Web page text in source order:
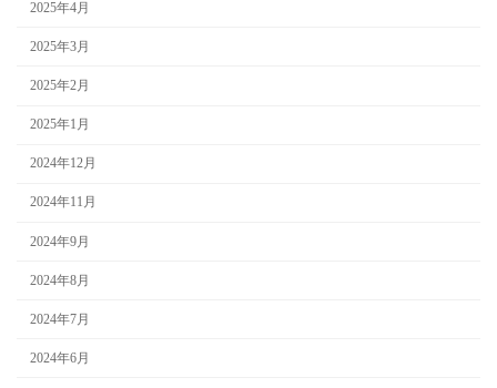
2025年4月
2025年3月
2025年2月
2025年1月
2024年12月
2024年11月
2024年9月
2024年8月
2024年7月
2024年6月